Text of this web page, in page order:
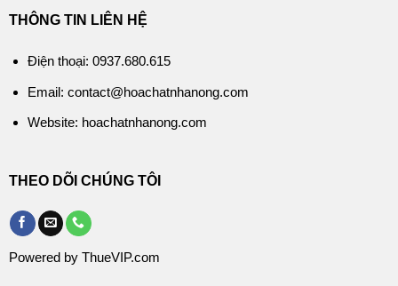
THÔNG TIN LIÊN HỆ
Điện thoại: 0937.680.615
Email: contact@hoachatnhanong.com
Website: hoachatnhanong.com
THEO DÕI CHÚNG TÔI
Powered by ThueVIP.com